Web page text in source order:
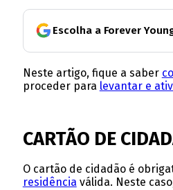
Escolha a Forever
Neste artigo, fique a saber
proceder para levantar e
CARTÃO DE
O cartão de cidadão é
residênciaválida. Neste